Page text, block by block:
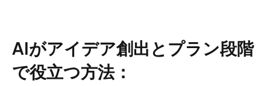
AIがアイデア創出とプラン段階
で役立つ方法：